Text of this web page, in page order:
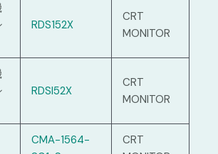
RDS152X
CRT
MONITOR
RDSI52X
CRT
MONITOR
CMA-1564-
CRT